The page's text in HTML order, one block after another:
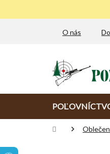
O nás
Domov